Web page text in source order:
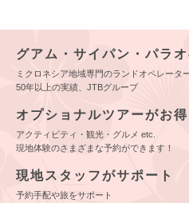
グアム・サイパン・パラ
ミクロネシア地域専門のランドオペレータ
50年以上の実績、JTBグループ
オプショナルツアーがお得
アクティビティ・観光・グルメ etc.
現地体験のさまざまな予約ができます！
現地スタッフがサポート
予約手配や旅をサポート